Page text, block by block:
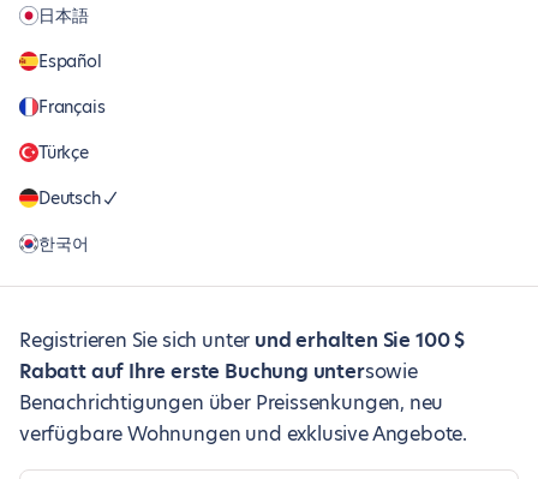
日本語
Español
Français
Türkçe
Deutsch
한국어
Registrieren Sie sich unter und erhalten Sie 100 $
Rabatt auf Ihre erste Buchung untersowie
Benachrichtigungen über Preissenkungen, neu
verfügbare Wohnungen und exklusive Angebote.